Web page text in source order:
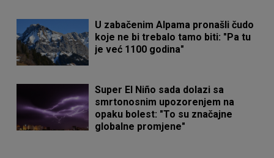
U zabačenim Alpama pronašli čudo
koje ne bi trebalo tamo biti: "Pa tu
je već 1100 godina"
Super El Niño sada dolazi sa
smrtonosnim upozorenjem na
opaku bolest: "To su značajne
globalne promjene"